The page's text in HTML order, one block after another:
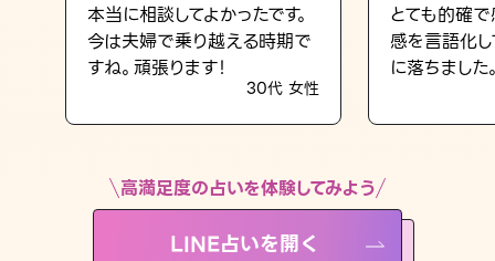
LINE占いを開く
※LINEアプリ内のサービスページへ遷移します
本当に相談してよかったです。
今は夫婦で乗り越える時期で
すね。頑張ります！
30代 女性
とても的確
感を言語化
に落ちました
高満足度の占いを体験してみよう
LINE占いを開く